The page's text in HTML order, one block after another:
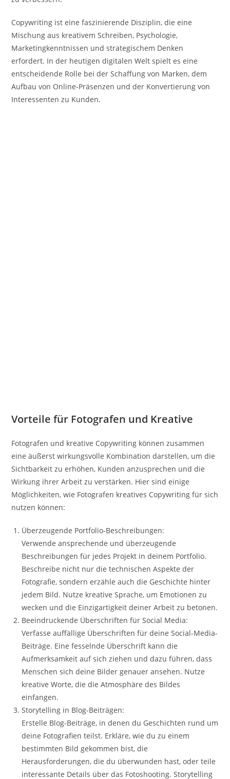
Copywriting ist eine faszinierende Disziplin, die eine
Mischung aus kreativem Schreiben, Psychologie,
Marketingkenntnissen und strategischem Denken
erfordert. In der heutigen digitalen Welt spielt es eine
entscheidende Rolle bei der Schaffung von Marken, dem
Aufbau von Online-Präsenzen und der Konvertierung von
Interessenten zu Kunden.
Vorteile für Fotografen und Kreative
Fotografen und kreative Copywriting können zusammen
eine äußerst wirkungsvolle Kombination darstellen, um die
Sichtbarkeit zu erhöhen, Kunden anzusprechen und die
Wirkung ihrer Arbeit zu verstärken. Hier sind einige
Möglichkeiten, wie Fotografen kreatives Copywriting für sich
nutzen können:
Überzeugende Portfolio-Beschreibungen:
Verwende ansprechende und überzeugende
Beschreibungen für jedes Projekt in deinem Portfolio.
Beschreibe nicht nur die technischen Aspekte der
Fotografie, sondern erzähle auch die Geschichte hinter
jedem Bild. Nutze kreative Sprache, um Emotionen zu
wecken und die Einzigartigkeit deiner Arbeit zu betonen.
Beeindruckende Überschriften für Social Media:
Verfasse auffällige Überschriften für deine Social-Media-
Beiträge. Eine fesselnde Überschrift kann die
Aufmerksamkeit auf sich ziehen und dazu führen, dass
Menschen sich deine Bilder genauer ansehen. Nutze
kreative Worte, die die Atmosphäre des Bildes
einfangen.
Storytelling in Blog-Beiträgen:
Erstelle Blog-Beiträge, in denen du Geschichten rund um
deine Fotografien teilst. Erkläre, wie du zu einem
bestimmten Bild gekommen bist, die
Herausforderungen, die du überwunden hast, oder teile
interessante Details über das Fotoshooting. Storytelling